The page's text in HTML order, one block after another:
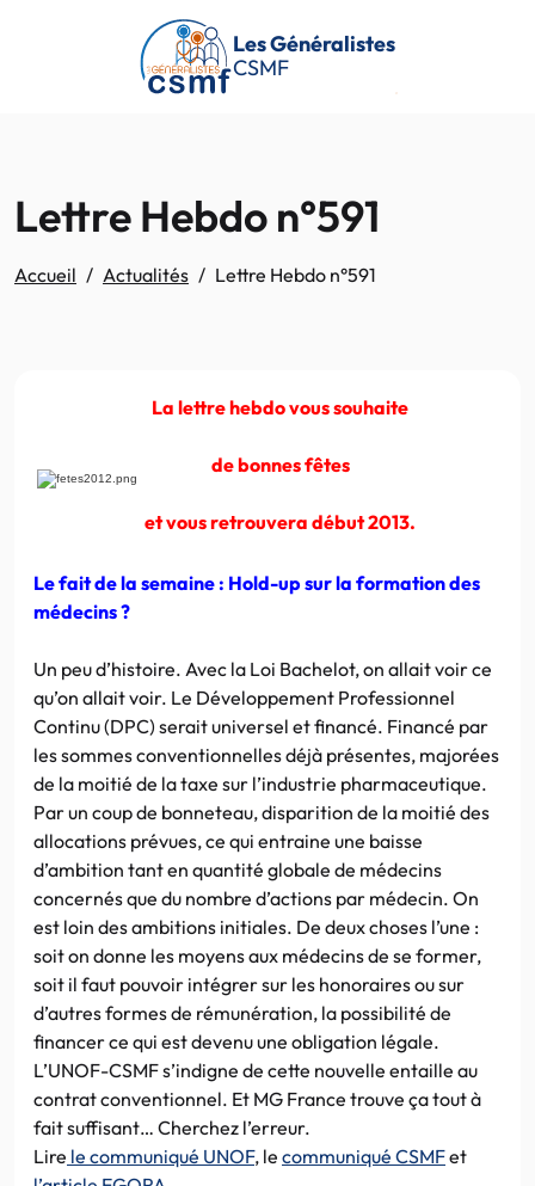
Passer au contenu principal
Les Généralistes
CSMF
Lettre Hebdo n°591
Accueil Actualités Lettre Hebdo n°591
La lettre hebdo vous souhaite
de bonnes fêtes
et vous retrouvera début 2013.
Le fait de la semaine : Hold-up sur la formation des
médecins ?
Un peu d’histoire. Avec la Loi Bachelot, on allait voir ce
qu’on allait voir. Le Développement Professionnel
Continu (DPC) serait universel et financé. Financé par
les sommes conventionnelles déjà présentes, majorées
de la moitié de la taxe sur l’industrie pharmaceutique.
Par un coup de bonneteau, disparition de la moitié des
allocations prévues, ce qui entraine une baisse
d’ambition tant en quantité globale de médecins
concernés que du nombre d’actions par médecin. On
est loin des ambitions initiales. De deux choses l’une :
soit on donne les moyens aux médecins de se former,
soit il faut pouvoir intégrer sur les honoraires ou sur
d’autres formes de rémunération, la possibilité de
financer ce qui est devenu une obligation légale.
L’UNOF-CSMF s’indigne de cette nouvelle entaille au
contrat conventionnel. Et MG France trouve ça tout à
fait suffisant… Cherchez l’erreur.
Lire le communiqué UNOF, le communiqué CSMFet